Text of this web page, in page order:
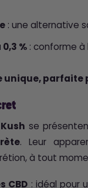
: une alternative
%: conforme à
unique, parfaite
se
. Leur
à tout
CBD : idéal pour